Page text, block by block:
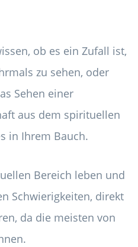
ob es ein Zufall ist,
zu sehen, oder
Sehen einer
aus dem spirituellen
in Ihrem Bauch.
Bereich leben und
Schwierigkeiten, direkt
da die meisten von